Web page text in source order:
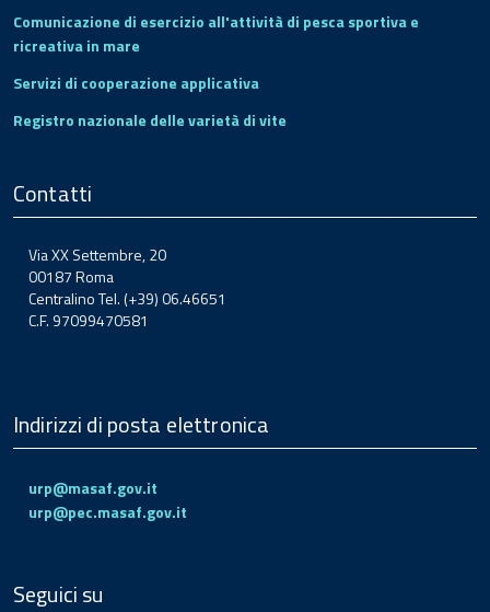
Comunicazione di esercizio all'attività di pesca sportiva e
ricreativa in mare
Servizi di cooperazione applicativa
Registro nazionale delle varietà di vite
Contatti
Via XX Settembre, 20
00187 Roma
Centralino Tel. (+39) 06.46651
C.F. 97099470581
Indirizzi di posta elettronica
urp@masaf.gov.it
urp@pec.masaf.gov.it
Seguici su